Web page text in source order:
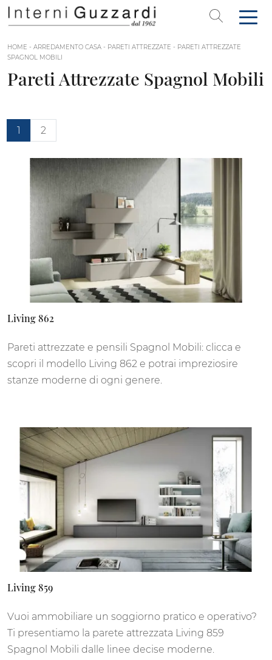
HOME - ARREDAMENTO CASA - PARETI ATTREZZATE - PARETI ATTREZZATE
SPAGNOL MOBILI
Pareti Attrezzate Spagnol Mobili
1 2
Living 862
Pareti attrezzate e pensili Spagnol Mobili: clicca e
scopri il modello Living 862 e potrai impreziosire
stanze moderne di ogni genere.
Living 859
Vuoi ammobiliare un soggiorno pratico e operativo?
Ti presentiamo la parete attrezzata Living 859
Spagnol Mobili dalle linee decise moderne.